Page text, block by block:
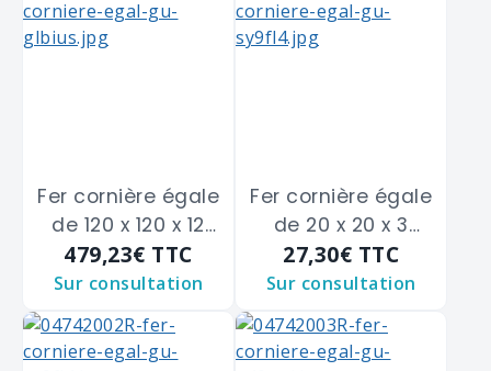
Fer cornière égale
de 120 x 120 x 12
m/m
479,23€ TTC
Sur consultation
Fer cornière égale
de 20 x 20 x 3
m/m
27,30€ TTC
Sur consultation